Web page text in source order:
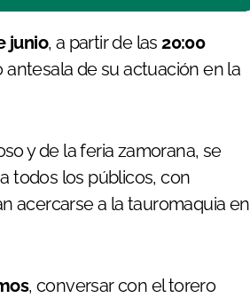
junio, a partir de las20:00
de su actuación en la
y de la feria zamorana, se
todos los públicos, con
acercarse a la tauromaquia en
, conversar con el torero